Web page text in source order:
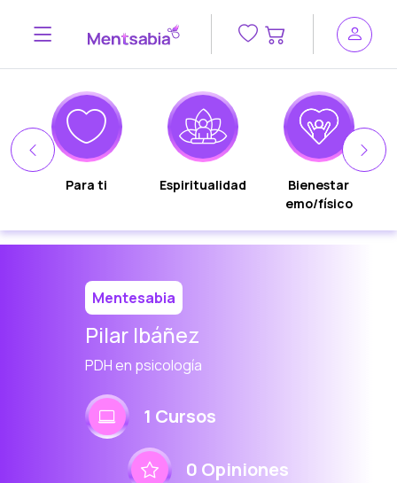
Para ti Espiritualidad
Bienestar
emo/físico
Mentesabia
Pilar Ibáñez
PDH en psicología
1 Cursos
0 Opiniones